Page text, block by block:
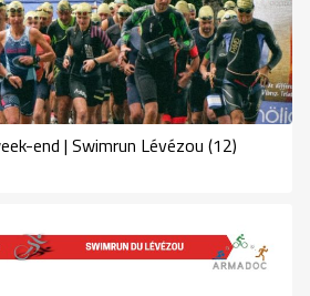
Résultats du week-end | Swimrun Lévézou (12)